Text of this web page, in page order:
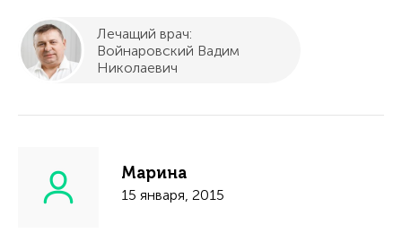
Лечащий врач:
Войнаровский Вадим
Николаевич
Марина
15 января, 2015